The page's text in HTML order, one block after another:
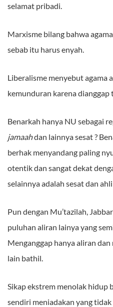
selamat pribadi.
Marxisme bilang bahwa
sebab itu harus enyah.
Liberalisme menyebut agama
kemunduran karena dianggap
Benarkah hanya NU sebagai
jamaahdan lainnya sesat ?
berhak menyandang paling
otentik dan sangat dekat
selainnya adalah sesat dan
Pun dengan Mu’tazilah,
puluhan aliran lainya yang
Menganggap hanya aliran
lain bathil.
Sikap ekstrem menolak hidup
sendiri meniadakan yang